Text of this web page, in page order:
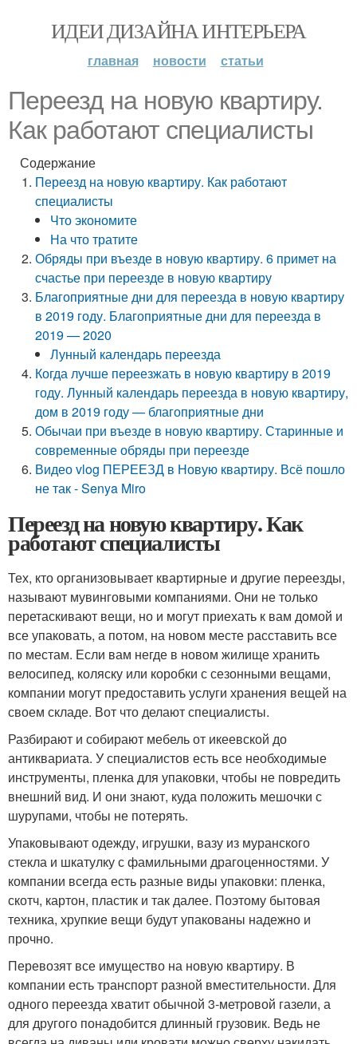
ИДЕИ ДИЗАЙНА ИНТЕРЬЕРА
главная новости статьи
Переезд на новую квартиру.
Как работают специалисты
Содержание
Переезд на новую квартиру. Как работают
специалисты
Что экономите
На что тратите
Обряды при въезде в новую квартиру. 6 примет на
счастье при переезде в новую квартиру
Благоприятные дни для переезда в новую квартиру
в 2019 году. Благоприятные дни для переезда в
2019 — 2020
Лунный календарь переезда
Когда лучше переезжать в новую квартиру в 2019
году. Лунный календарь переезда в новую квартиру,
дом в 2019 году — благоприятные дни
Обычаи при въезде в новую квартиру. Старинные и
современные обряды при переезде
Видео vlog ПЕРЕЕЗД в Новую квартиру. Всё пошло
не так - Senya Miro
Переезд на новую квартиру. Как
работают специалисты
Тех, кто организовывает квартирные и другие переезды,
называют мувинговыми компаниями. Они не только
перетаскивают вещи, но и могут приехать к вам домой и
все упаковать, а потом, на новом месте расставить все
по местам. Если вам негде в новом жилище хранить
велосипед, коляску или коробки с сезонными вещами,
компании могут предоставить услуги хранения вещей на
своем складе. Вот что делают специалисты.
Разбирают и собирают мебель от икеевской до
антиквариата. У специалистов есть все необходимые
инструменты, пленка для упаковки, чтобы не повредить
внешний вид. И они знают, куда положить мешочки с
шурупами, чтобы не потерять.
Упаковывают одежду, игрушки, вазу из муранского
стекла и шкатулку с фамильными драгоценностями. У
компании всегда есть разные виды упаковки: пленка,
скотч, картон, пластик и так далее. Поэтому бытовая
техника, хрупкие вещи будут упакованы надежно и
прочно.
Перевозят все имущество на новую квартиру. В
компании есть транспорт разной вместительности. Для
одного переезда хватит обычной 3-метровой газели, а
для другого понадобится длинный грузовик. Ведь не